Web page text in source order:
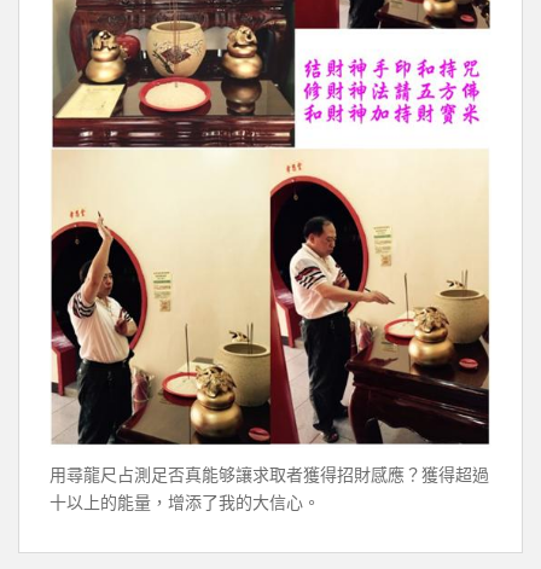
用尋龍尺占測足否真能够讓求取者獲得招財感應？獲得超過
十以上的能量，增添了我的大信心。